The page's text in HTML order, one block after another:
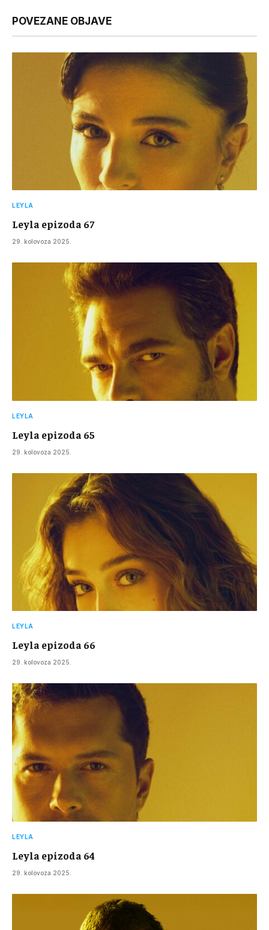
POVEZANE OBJAVE
LEYLA
Leyla epizoda 67
29. kolovoza 2025.
LEYLA
Leyla epizoda 65
29. kolovoza 2025.
LEYLA
Leyla epizoda 66
29. kolovoza 2025.
LEYLA
Leyla epizoda 64
29. kolovoza 2025.